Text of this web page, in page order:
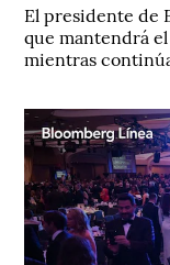
El presidente de
que mantendrá
mientras